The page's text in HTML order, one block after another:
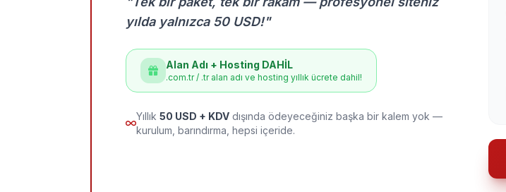
yılda yalnızca 50 USD!"
Alan Adı + Hosting DAHİL
.com.tr / .tr alan adı ve hosting yıllık ücrete dahil!
Yıllık 50 USD + KDV dışında ödeyeceğiniz başka bir kalem yok —
kurulum, barındırma, hepsi içeride.